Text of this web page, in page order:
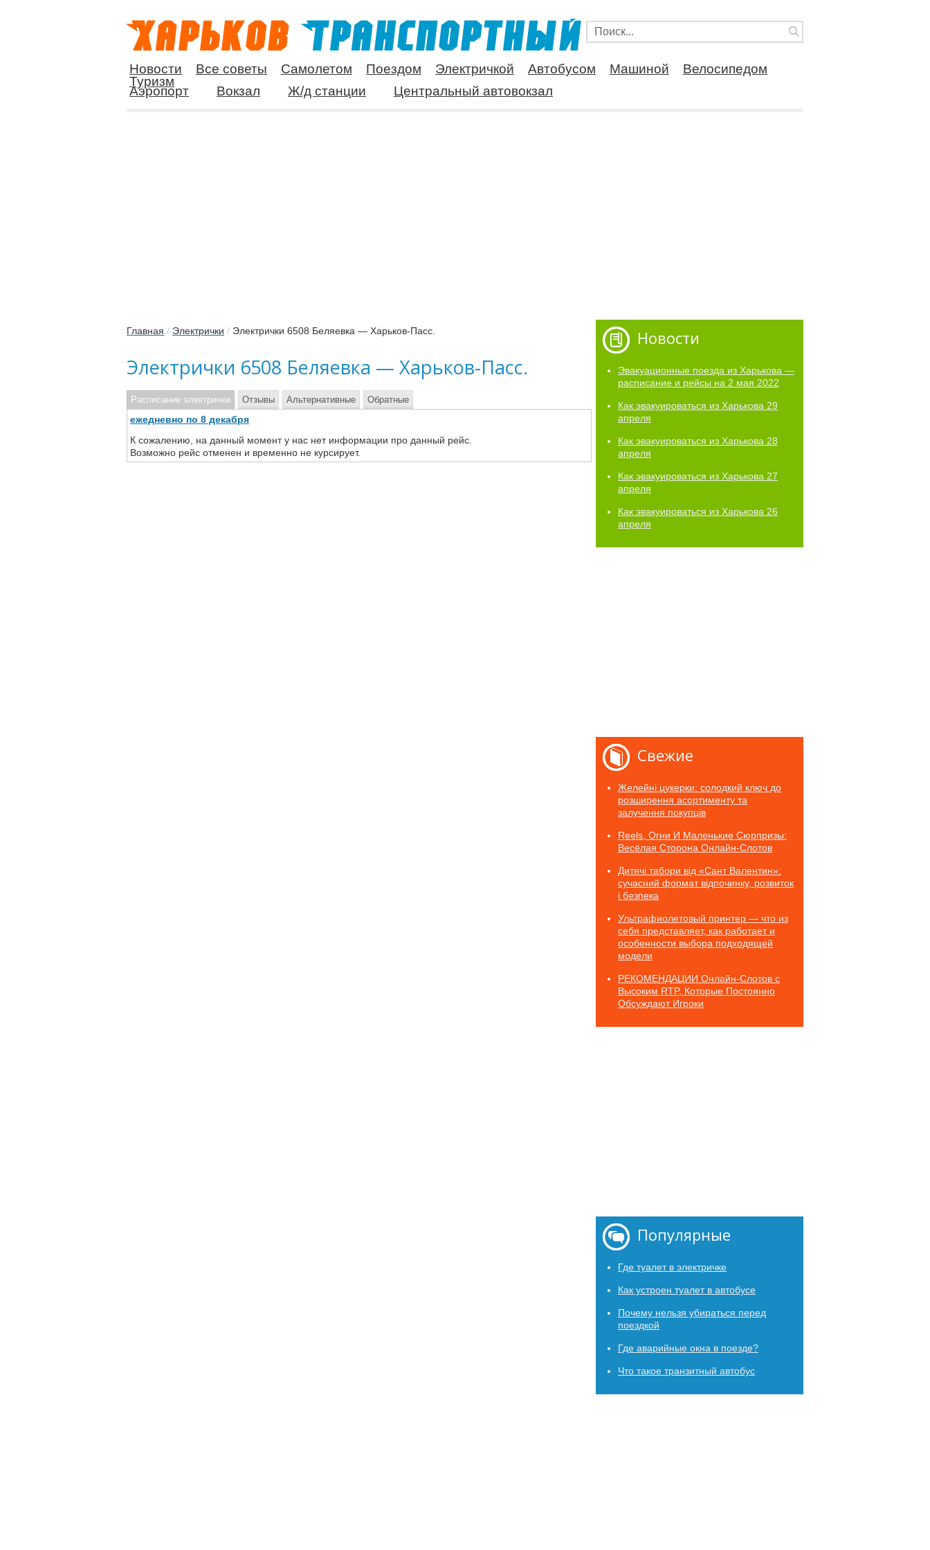
Новости Все советы Самолетом Поездом Электричкой Автобусом Машиной
Велосипедом
Туризм
Аэропорт Вокзал Ж/д станции Центральный автовокзал
Главная / Электрички / Электрички 6508 Беляевка — Харьков-Пасс.
Электрички 6508 Беляевка — Харьков-Пасс.
Расписание электрички
ежедневно по 8 декабря
К сожалению, на данный момент у нас нет информации про данный рейс.
Возможно рейс отменен и временно не курсирует.
Отзывы Альтернативные Обратные
Новости
Эвакуационные поезда из Харькова —
расписание и рейсы на 2 мая 2022
Как эвакуироваться из Харькова 29
апреля
Как эвакуироваться из Харькова 28
апреля
Как эвакуироваться из Харькова 27
апреля
Как эвакуироваться из Харькова 26
апреля
Свежие
Желейні цукерки: солодкий ключ до
розширення асортименту та
залучення покупців
Reels, Огни И Маленькие Сюрпризы:
Весёлая Сторона Онлайн-Слотов
Дитячі табори від «Сант Валентин»:
сучасний формат відпочинку, розвиток
і безпека
Ультрафиолетовый принтер — что из
себя представляет, как работает и
особенности выбора подходящей
модели
РЕКОМЕНДАЦИИ Онлайн-Слотов с
Высоким RTP, Которые Постоянно
Обсуждают Игроки
Популярные
Где туалет в электричке
Как устроен туалет в автобусе
Почему нельзя убираться перед
поездкой
Где аварийные окна в поезде?
Что такое транзитный автобус